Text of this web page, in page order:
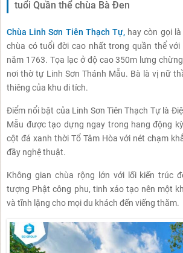
tuổi Quần thể chùa Bà Đen
Chùa Linh Sơn Tiên Thạch Tự, hay còn gọi
chùa có tuổi đời cao nhất trong quần thể
năm 1763. Tọa lạc ở độ cao 350m lưng
nơi thờ tự Linh Sơn Thánh Mẫu. Bà là vị nữ
thiêng của khu di tích.
Điểm nổi bật của Linh Sơn Tiên Thạch Tự là
Mẫu được tạo dựng ngay trong hang động
cột đá xanh thời Tổ Tâm Hòa với nét chạm
đầy nghệ thuật.
Không gian chùa rộng lớn với lối kiến trúc
tượng Phật công phu, tinh xảo tạo nên một
và tĩnh lặng cho mọi du khách đến viếng thăm.